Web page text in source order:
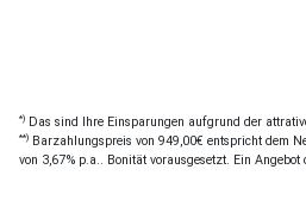
*) Das sind Ihre Einsparungen aufgrund der
**) Barzahlungspreis von 949,00€ entspricht dem
von 3,67% p.a.. Bonität vorausgesetzt. Ein